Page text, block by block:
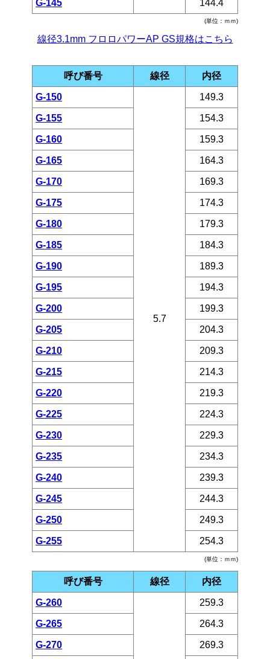
(単位：ｍｍ)
G-145 144.4
線径3.1mm フロロパワーAP GS規格はこちら
(単位：ｍｍ)
呼び番号 線径 内径
G-150
5.7
149.3
G-155 154.3
G-160 159.3
G-165 164.3
G-170 169.3
G-175 174.3
G-180 179.3
G-185 184.3
G-190 189.3
G-195 194.3
G-200 199.3
G-205 204.3
G-210 209.3
G-215 214.3
G-220 219.3
G-225 224.3
G-230 229.3
G-235 234.3
G-240 239.3
G-245 244.3
G-250 249.3
G-255 254.3
呼び番号 線径 内径
G-260 259.3
G-265 264.3
G-270 269.3